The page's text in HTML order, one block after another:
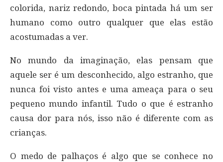
colorida, nariz redondo, boca pintada há um ser
humano como outro qualquer que elas estão
acostumadas a ver.
No mundo da imaginação, elas pensam que
aquele ser é um desconhecido, algo estranho, que
nunca foi visto antes e uma ameaça para o seu
pequeno mundo infantil. Tudo o que é estranho
causa dor para nós, isso não é diferente com as
crianças.
O medo de palhaços é algo que se conhece no